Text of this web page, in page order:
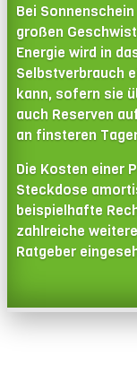
Bei
großen
Energie wird in
Selbstverbrauch
kann, sofern sie
auch Reserven
an finsteren
Die Kosten einer
Steckdose
beispielhafte
zahlreiche
Ratgeber